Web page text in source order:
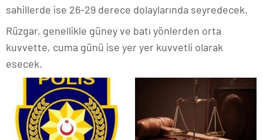
sahillerde ise 26-29 derece dolaylarında seyredecek.
Rüzgar, genellikle güney ve batı yönlerden orta
kuvvette, cuma günü ise yer yer kuvvetli olarak
esecek.